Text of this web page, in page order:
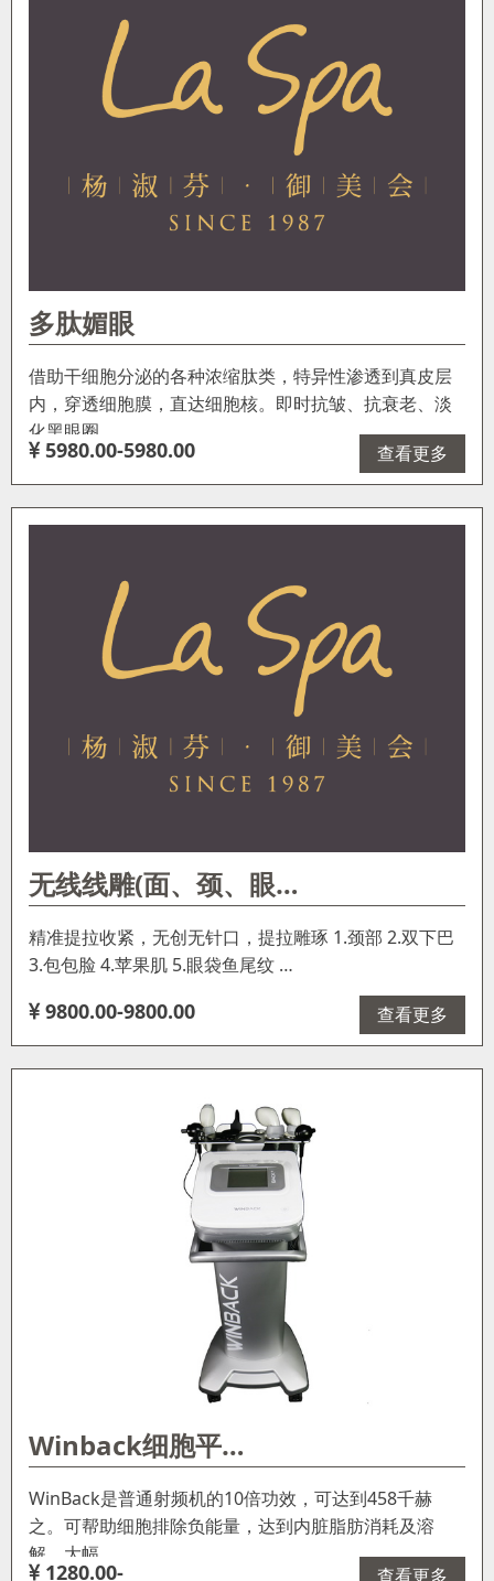
多肽媚眼
借助干细胞分泌的各种浓缩肽类，特异性渗透到真皮层
内，穿透细胞膜，直达细胞核。即时抗皱、抗衰老、淡
化黑眼圈。
5980.00-5980.00 查看更多
无线线雕(面、颈、眼…
精准提拉收紧，无创无针口，提拉雕琢️ 1.颈部️ 2.双下巴️
3.包包脸️ 4.苹果肌️ 5.眼袋鱼尾纹️ …
9800.00-9800.00 查看更多
Winback细胞平…
WinBack是普通射频机的10倍功效，可达到458千赫
之。可帮助细胞排除负能量，达到内脏脂肪消耗及溶
解。大幅…
1280.00- 查看更多